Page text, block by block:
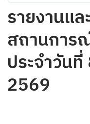
รายงานแ
สถานการ
ประจำวัน
2569